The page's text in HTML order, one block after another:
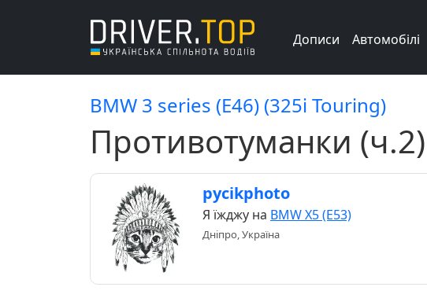
Дописи Автомобілі
BMW 3 series (E46) (325i Touring)
Противотуманки
pycikphoto
Я їжджу на BMW X5 (E53)
Дніпро, Україна